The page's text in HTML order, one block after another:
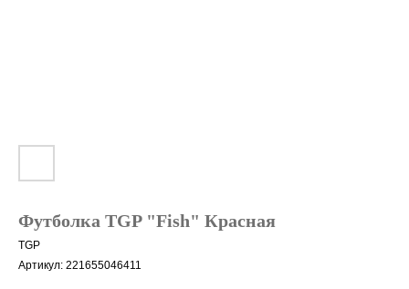
Футболка TGP "Fish" Красная
TGP
Артикул: 221655046411